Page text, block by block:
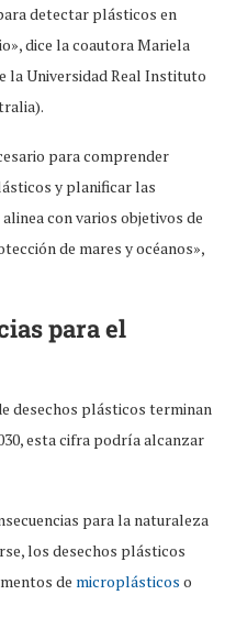
detectar plásticos en
dice la coautora Mariela
la Universidad Real Instituto
para comprender
y planificar las
con varios objetivos de
de mares y océanos»,
para el
desechos plásticos terminan
esta cifra podría alcanzar
para la naturaleza
los desechos plásticos
de microplásticos o